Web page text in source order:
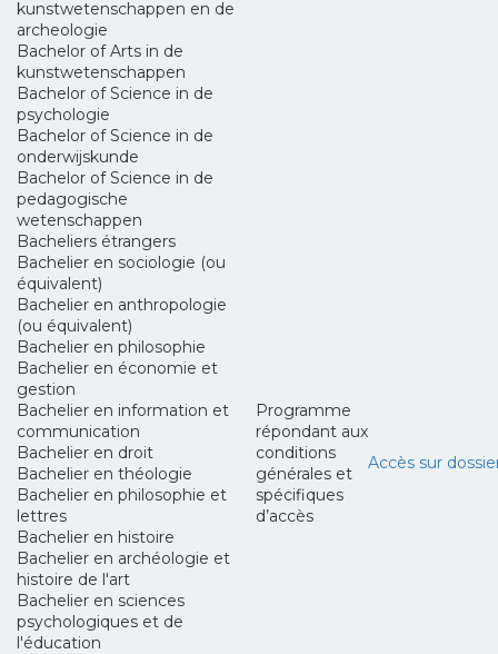
kunstwetenschappen en de
archeologie
Bachelor of Arts in de
kunstwetenschappen
Bachelor of Science in de
psychologie
Bachelor of Science in de
onderwijskunde
Bachelor of Science in de
pedagogische
wetenschappen
Bacheliers étrangers
Bachelier en sociologie (ou
équivalent)
Bachelier en anthropologie
(ou équivalent)
Bachelier en philosophie
Bachelier en économie et
gestion
Bachelier en information et
communication
Bachelier en droit
Bachelier en théologie
Bachelier en philosophie et
lettres
Bachelier en histoire
Bachelier en archéologie et
histoire de l'art
Bachelier en sciences
psychologiques et de
l'éducation
Programme
répondant aux
conditions
générales et
spécifiques
d’accès
Accès sur